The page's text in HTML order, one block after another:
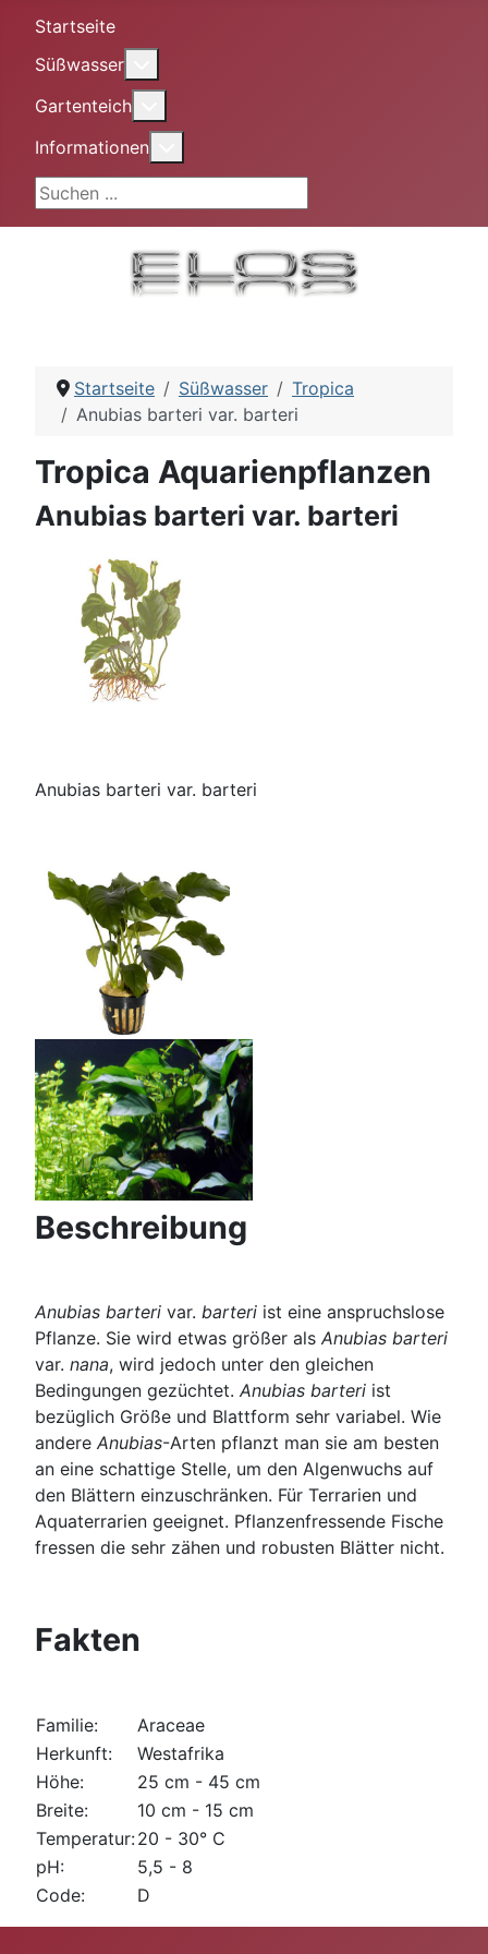
Startseite
Süßwasser
Gartenteich
Informationen
Suchen ...
Startseite Süßwasser
Tropica
Anubias barteri var. barteri
Tropica Aquarienpflanzen
Anubias barteri var. barteri
Anubias barteri var. barteri
Beschreibung
Anubias barteri var. barteri ist eine anspruchslose
Pflanze. Sie wird etwas größer als Anubias barteri
var. nana, wird jedoch unter den gleichen
Bedingungen gezüchtet. Anubias barteri ist
bezüglich Größe und Blattform sehr variabel. Wie
andere Anubias-Arten pflanzt man sie am besten
an eine schattige Stelle, um den Algenwuchs auf
den Blättern einzuschränken. Für Terrarien und
Aquaterrarien geeignet. Pflanzenfressende Fische
fressen die sehr zähen und robusten Blätter nicht.
Fakten
Familie:
Araceae
Herkunft:
Westafrika
Höhe:
25 cm - 45 cm
Breite:
10 cm - 15 cm
Temperatur:20 - 30° C
pH:
5,5 - 8
Code:
D